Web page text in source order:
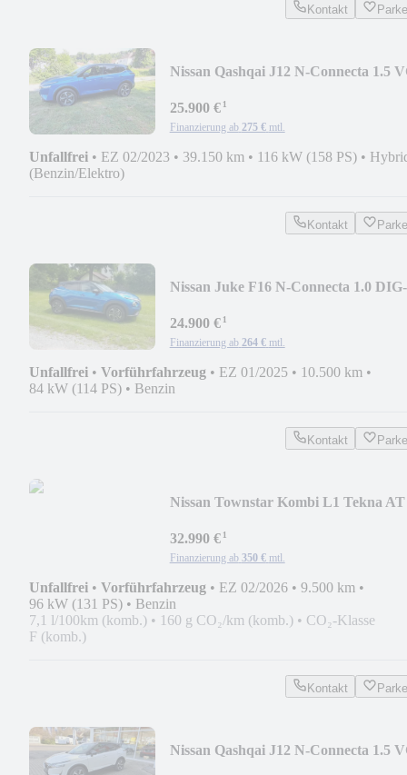
Kontakt
Nissan Qashqai J12 N-Connecta 1.5
25.900 €¹
Finanzierung ab 275 € mtl.
Unfallfrei • EZ 02/2023 • 39.150 km • 116 kW (158 PS) •
(Benzin/Elektro)
Kontakt
Nissan Juke F16 N-Connecta 1.0
24.900 €¹
Finanzierung ab 264 € mtl.
Unfallfrei • Vorführfahrzeug • EZ 01/2025 • 10.500 km •
84 kW (114 PS) • Benzin
Kontakt
Nissan Townstar Kombi L1 Tekna AT
32.990 €¹
Finanzierung ab 350 € mtl.
Unfallfrei • Vorführfahrzeug • EZ 02/2026 • 9.500 km •
96 kW (131 PS) • Benzin
7,1 l/100km (komb.) • 160 g CO₂/km (komb.) • CO₂-Klasse
F (komb.)
Kontakt
Nissan Qashqai J12 N-Connecta 1.5